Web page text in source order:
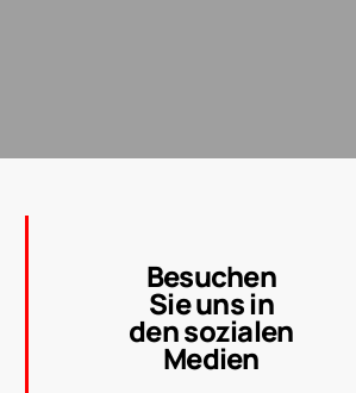
Besuchen
Sie uns in
den sozialen
Medien